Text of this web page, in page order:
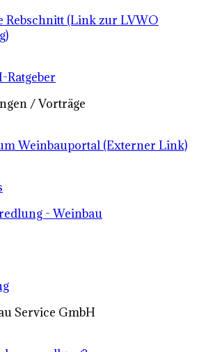
Rebschnitt (Link zur LVWO
/ Vorträge
Weinbauportal (Externer Link)
- Weinbau
Service GmbH